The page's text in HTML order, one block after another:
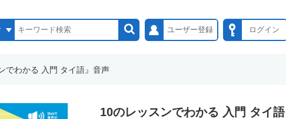
ユーザー登録 ログイン
でわかる 入門 タイ語』音声
10のレッスンでわかる 入門 タイ語